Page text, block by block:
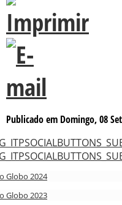
Publicado em Domingo, 08
Globo 2024
Globo 2023